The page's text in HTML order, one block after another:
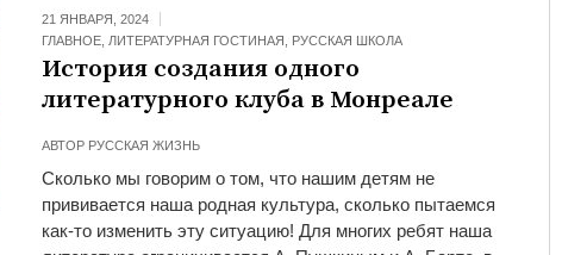
21 ЯНВАРЯ, 2024
ГЛАВНОЕ, ЛИТЕРАТУРНАЯ ГОСТИНАЯ РУССКАЯ ШКОЛА
История создания одного
литературного клуба в Монреале
АВТОР РУССКАЯ ЖИЗНЬ
Сколько мы говорим о том, что нашим детям не
прививается наша родная культура, сколько пытаемся
как-то изменить эту ситуацию! Для многих ребят наша